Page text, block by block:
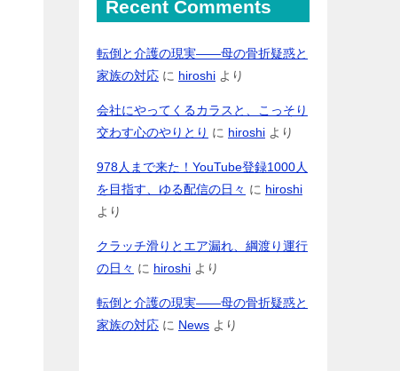
Recent Comments
転倒と介護の現実――母の骨折疑惑と
家族の対応 に hiroshi より
会社にやってくるカラスと、こっそり
交わす心のやりとり に hiroshi より
978人まで来た！YouTube登録1000人
を目指す、ゆる配信の日々 に hiroshi
より
クラッチ滑りとエア漏れ、綱渡り運行
の日々 に hiroshi より
転倒と介護の現実――母の骨折疑惑と
家族の対応 に News より